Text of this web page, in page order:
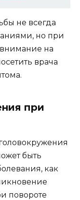
не всегда
но при
внимание на
врача
при
быть
как
повороте